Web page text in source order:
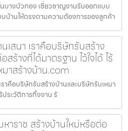
บางบัวทอง เชี่ยวชาญงานรับออกแบบ
บ้านให้ตรงตามความต้องการของลูกค้า
เสนา เราคือบริษัทรับสร้าง
ร้างที่ได้มาตรฐาน ไว้ใจได้ ไร้
าสร้างบ้าน.com
าคือบริษัทรับสร้างบ้านและบริษัทรับเหมา
ประวัติการทิ้งงาน รั
าราช สร้างบ้านใหม่หรือต่อ